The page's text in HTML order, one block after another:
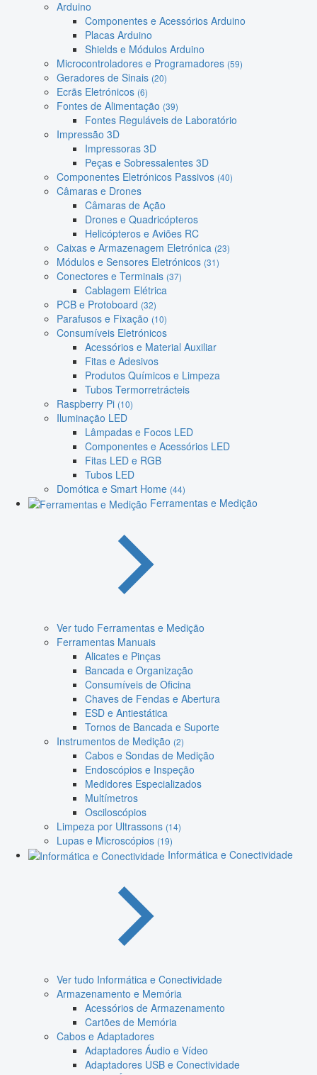
Arduino
Componentes e Acessórios Arduino
Placas Arduino
Shields e Módulos Arduino
Microcontroladores e Programadores (59)
Geradores de Sinais (20)
Ecrãs Eletrónicos (6)
Fontes de Alimentação (39)
Fontes Reguláveis de Laboratório
Impressão 3D
Impressoras 3D
Peças e Sobressalentes 3D
Componentes Eletrónicos Passivos (40)
Câmaras e Drones
Câmaras de Ação
Drones e Quadricópteros
Helicópteros e Aviões RC
Caixas e Armazenagem Eletrónica (23)
Módulos e Sensores Eletrónicos (31)
Conectores e Terminais (37)
Cablagem Elétrica
PCB e Protoboard (32)
Parafusos e Fixação (10)
Consumíveis Eletrónicos
Acessórios e Material Auxiliar
Fitas e Adesivos
Produtos Químicos e Limpeza
Tubos Termorretrácteis
Raspberry Pi (10)
Iluminação LED
Lâmpadas e Focos LED
Componentes e Acessórios LED
Fitas LED e RGB
Tubos LED
Domótica e Smart Home (44)
Ferramentas e Medição
Ver tudo Ferramentas e Medição
Ferramentas Manuais
Alicates e Pinças
Bancada e Organização
Consumíveis de Oficina
Chaves de Fendas e Abertura
ESD e Antiestática
Tornos de Bancada e Suporte
Instrumentos de Medição (2)
Cabos e Sondas de Medição
Endoscópios e Inspeção
Medidores Especializados
Multímetros
Osciloscópios
Limpeza por Ultrassons (14)
Lupas e Microscópios (19)
Informática e Conectividade
Ver tudo Informática e Conectividade
Armazenamento e Memória
Acessórios de Armazenamento
Cartões de Memória
Cabos e Adaptadores
Adaptadores Áudio e Vídeo
Adaptadores USB e Conectividade